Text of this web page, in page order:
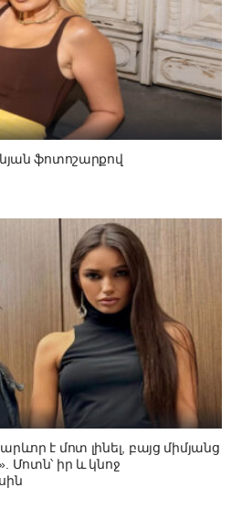
ֆոտոշարքով
է մոտ լինել, բայց միմյանց
Մոտն՝ իր և կնոջ